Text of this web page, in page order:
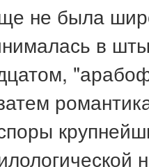
не была
в